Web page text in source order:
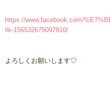
https://www.facebook.com/
ilk-156532675097810/
よろしくお願いします♡